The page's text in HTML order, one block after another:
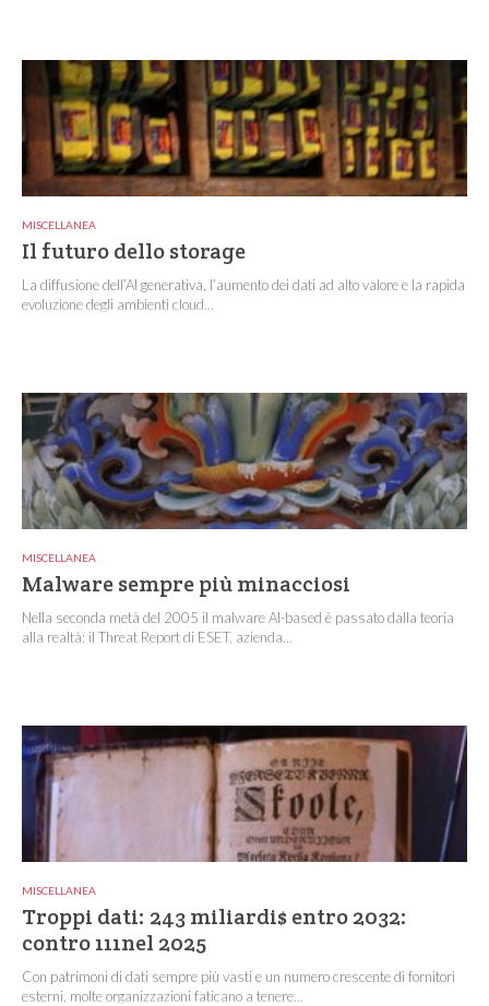
MISCELLANEA
Il futuro dello storage
La diffusione dell’AI generativa, l’aumento dei dati ad alto valore e la rapida
evoluzione degli ambienti cloud...
MISCELLANEA
Malware sempre più minacciosi
Nella seconda metà del 2005 il malware AI-based è passato dalla teoria
alla realtà: il Threat Report di ESET, azienda...
MISCELLANEA
Troppi dati: 243 miliardi$ entro 2032:
contro 111nel 2025
Con patrimoni di dati sempre più vasti e un numero crescente di fornitori
esterni, molte organizzazioni faticano a tenere...